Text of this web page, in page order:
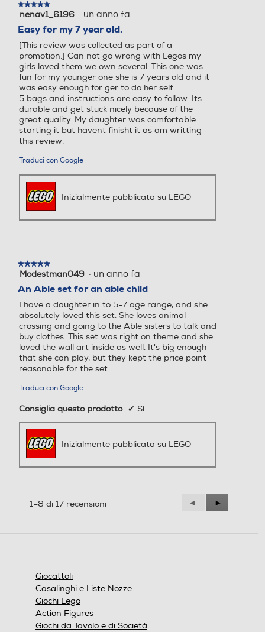
★★★★★
★★★★★
5
stelle.
nenav1_6196 · un anno fa
Easy for my 7 year old.
[This review was collected as part of a
promotion.] Can not go wrong with Legos my
girls loved them we own several. This one was
fun for my younger one she is 7 years old and it
was easy enough for ger to do her self.
5 bags and instructions are easy to follow. Its
durable and get stuck nicely because of the
great quality. My daughter was comfortable
starting it but havent finisht it as am writting
this review.
Traduci con Google
Inizialmente pubblicata su LEGO
★★★★★
★★★★★
5
5
stelle.
Modestman049 · un anno fa
An Able set for an able child
I have a daughter in to 5-7 age range, and she
absolutely loved this set. She loves animal
crossing and going to the Able sisters to talk and
buy clothes. This set was right on theme and she
loved the wall art inside as well. It's big enough
that she can play, but they kept the price point
reasonable for the set.
Traduci con Google
Consiglia questo prodotto ✔ Sì
Inizialmente pubblicata su LEGO
1–8 di 17 recensioni
Precedente
Reviews
◄
Successiva
Reviews
►
Giocattoli
Casalinghi e Liste Nozze
Giochi Lego
Action Figures
Giochi da Tavolo e di Società